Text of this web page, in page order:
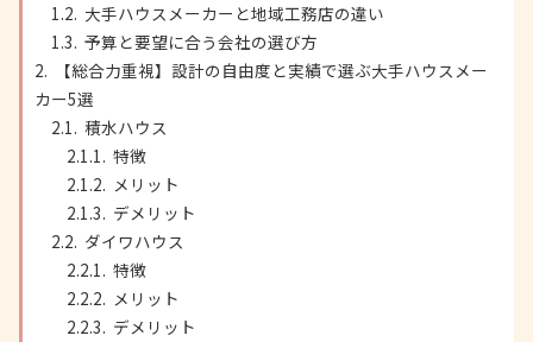
大手ハウスメーカーと地域工務店の違い
予算と要望に合う会社の選び方
【総合力重視】設計の自由度と実績で選ぶ大手ハウスメー
カー5選
積水ハウス
特徴
メリット
デメリット
ダイワハウス
特徴
メリット
デメリット